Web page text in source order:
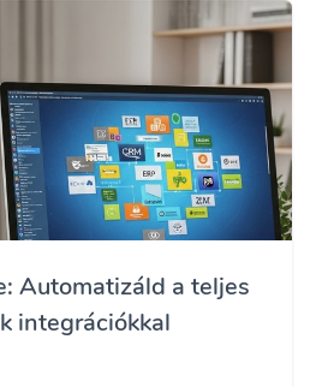
Automatizáld a teljes
integrációkkal